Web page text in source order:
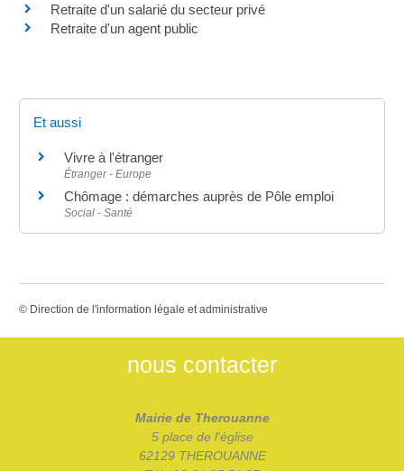
Retraite d'un salarié du secteur privé
Retraite d'un agent public
Et aussi
Vivre à l'étranger
Étranger - Europe
Chômage : démarches auprès de Pôle emploi
Social - Santé
© Direction de l'information légale et administrative
nous contacter
Mairie de Therouanne
5 place de l'église
62129 THEROUANNE